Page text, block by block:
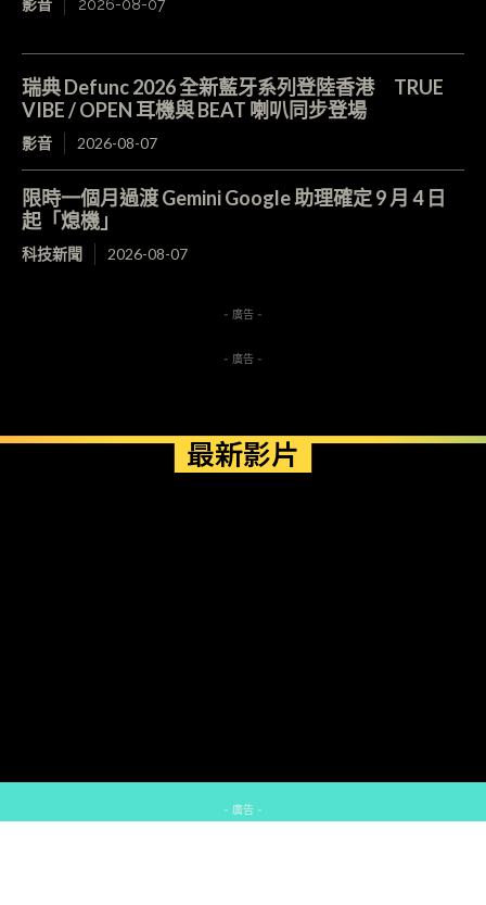
影音 2026-08-07
瑞典 Defunc 2026 全新藍牙系列登陸香港 TRUE
VIBE / OPEN 耳機與 BEAT 喇叭同步登場
影音 2026-08-07
限時一個月過渡 Gemini Google 助理確定 9 月 4 日
起「熄機」
科技新聞 2026-08-07
- 廣告 -
- 廣告 -
最新影片
- 廣告 -